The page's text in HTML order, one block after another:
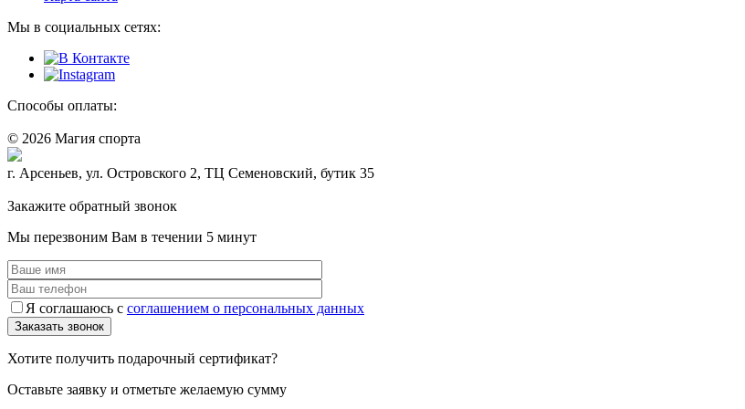
Мы в социальных сетях:
Способы оплаты:
© 2026 Магия спорта
г. Арсеньев, ул. Островского 2, ТЦ Семеновский, бутик 35
Закажите обратный звонок
Мы перезвоним Вам в течении 5 минут
Я соглашаюсь с соглашением о персональных данных
Хотите получить подарочный сертификат?
Оставьте заявку и отметьте желаемую сумму